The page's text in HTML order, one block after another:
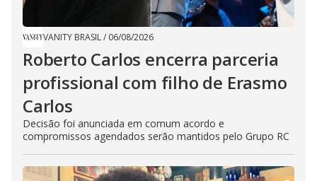
VANITY BRASIL/ 06/08/2026
Roberto Carlos encerra parceria
profissional com filho de Erasmo
Carlos
Decisão foi anunciada em comum acordo e
compromissos agendados serão mantidos pelo Grupo RC